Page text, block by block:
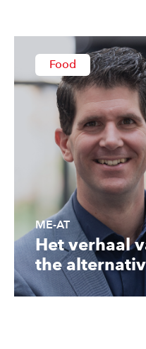
ME-AT
Het verhaal
the
Food